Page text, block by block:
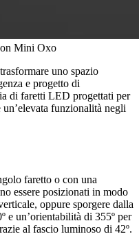
Mini Oxo
uno spazio
e progetto di
di faretti LED progettati per
funzionalità negli
faretto o con una
essere posizionati in modo
oppure sporgere dalla
e un’orientabilità di 355º per
al fascio luminoso di 42º.